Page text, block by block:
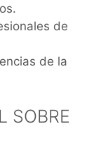
de
de la
SOBRE